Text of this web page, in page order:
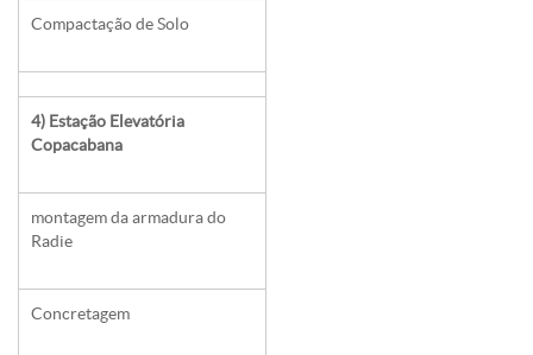
Compactação de Solo
4) Estação Elevatória
Copacabana
montagem da armadura do
Radie
Concretagem